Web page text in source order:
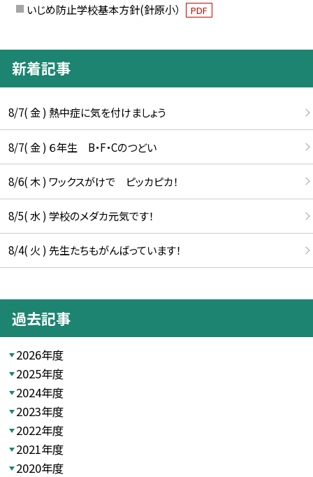
いじめ防止学校基本方針(針原小） PDF
新着記事
8/7( 金 ) 熱中症に気を付けましょう
8/7( 金 ) ６年生 B・F・Cのつどい
8/6( 木 ) ワックスがけで ピッカピカ！
8/5( 水 ) 学校のメダカ元気です！
8/4( 火 ) 先生たちもがんばっています！
過去記事
2026年度
2025年度
2024年度
2023年度
2022年度
2021年度
2020年度